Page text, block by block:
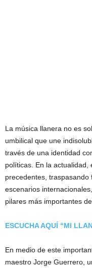
La música llanera no es
umbilical que une
través de una identidad
políticas. En la actualidad,
precedentes,
escenarios
pilares más importantes
ESCUCHA AQUÍ “MI
En medio de este
maestro Jorge Guerrero,